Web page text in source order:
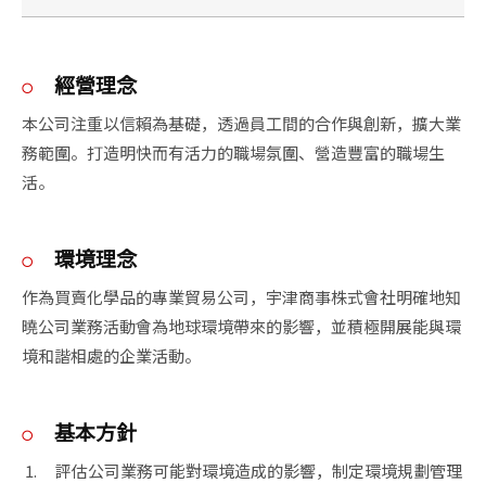
經營理念
本公司注重以信賴為基礎，透過員工間的合作與創新，擴大業
務範圍。打造明快而有活力的職場氛圍、營造豐富的職場生
活。
環境理念
作為買賣化學品的專業貿易公司，宇津商事株式會社明確地知
曉公司業務活動會為地球環境帶來的影響，並積極開展能與環
境和諧相處的企業活動。
基本方針
評估公司業務可能對環境造成的影響，制定環境規劃管理